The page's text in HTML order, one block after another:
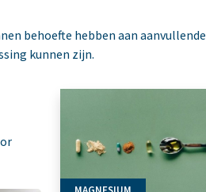
behoefte hebben aan aanvullende
kunnen zijn.